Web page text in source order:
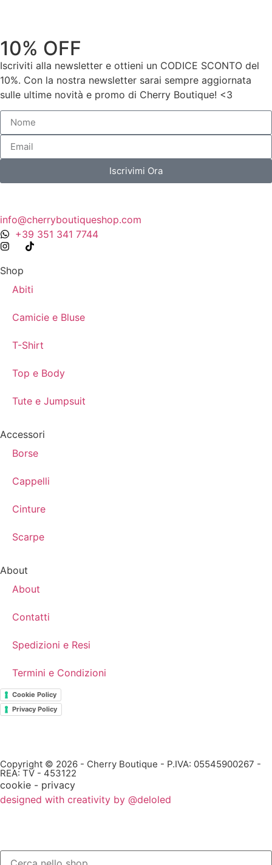
10% OFF
Iscriviti alla newsletter e ottieni un CODICE SCONTO del
10%. Con la nostra newsletter sarai sempre aggiornata
sulle ultime novità e promo di Cherry Boutique! <3
Iscrivimi Ora
info@cherryboutiqueshop.com
+39 351 341 7744
Shop
Abiti
Camicie e Bluse
T-Shirt
Top e Body
Tute e Jumpsuit
Accessori
Borse
Cappelli
Cinture
Scarpe
About
About
Contatti
Spedizioni e Resi
Termini e Condizioni
Cookie Policy
Privacy Policy
Copyright © 2026 - Cherry Boutique - P.IVA: 05545900267 -
REA: TV - 453122
cookie - privacy
designed with creativity by @deloled